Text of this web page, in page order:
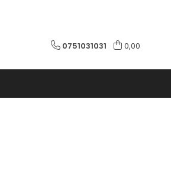
0751031031 0,00